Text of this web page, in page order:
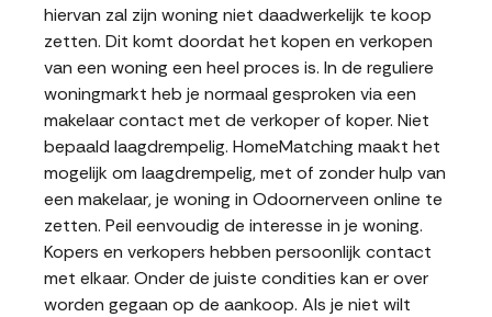
hiervan zal zijn woning niet daadwerkelijk te koop
zetten. Dit komt doordat het kopen en verkopen
van een woning een heel proces is. In de reguliere
woningmarkt heb je normaal gesproken via een
makelaar contact met de verkoper of koper. Niet
bepaald laagdrempelig. HomeMatching maakt het
mogelijk om laagdrempelig, met of zonder hulp van
een makelaar, je woning in Odoornerveen online te
zetten. Peil eenvoudig de interesse in je woning.
Kopers en verkopers hebben persoonlijk contact
met elkaar. Onder de juiste condities kan er over
worden gegaan op de aankoop. Als je niet wilt